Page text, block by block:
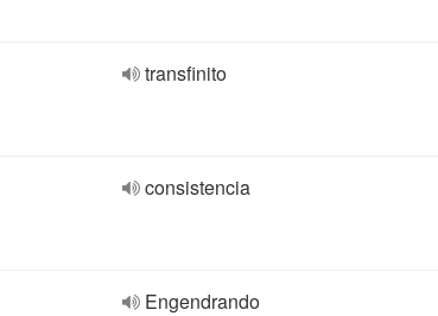
transfinito
consistencia
Engendrando